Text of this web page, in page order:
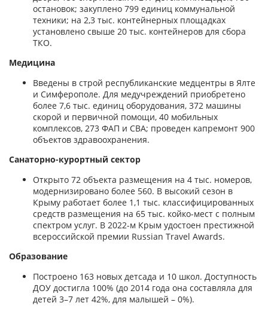
остановок; закуплено 799 единиц коммунальной
техники; на 2,3 тыс. контейнерных площадках
установлено свыше 20 тыс. контейнеров для сбора
ТКО.
Медицина
Введены в строй республиканские медцентры в Ялте
и Симферополе. Для медучреждений приобретено
более 7,6 тыс. единиц оборудования, 372 машины
скорой и первичной помощи, 40 мобильных
комплексов, 273 ФАП и СВА; проведен капремонт 900
объектов здравоохранения.
Санаторно-курортный сектор
Открыто 72 объекта размещения на 4 тыс. номеров,
модернизировано более 560. В высокий сезон в
Крыму работает более 1,1 тыс. классифицированных
средств размещения на 65 тыс. койко-мест с полным
спектром услуг. В 2022-м Крым удостоен престижной
всероссийской премии Russian Travel Awards.
Образование
Построено 163 новых детсада и 10 школ. Доступность
ДОУ достигла 100% (до 2014 года она составляла для
детей 3–7 лет 42%, для малышей – 0%).